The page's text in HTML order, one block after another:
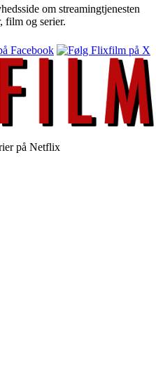
om streamingtjenesten
film og serier.
på Netflix